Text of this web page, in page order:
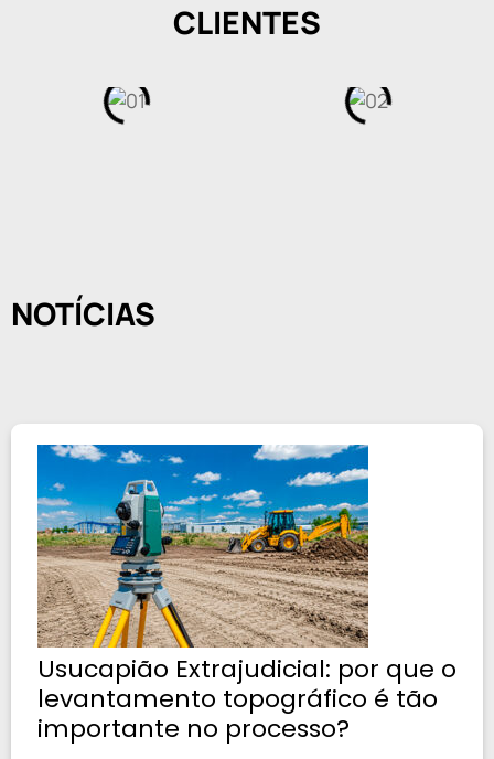
CLIENTES
NOTÍCIAS
Usucapião Extrajudicial: por que o
levantamento topográfico é tão
importante no processo?